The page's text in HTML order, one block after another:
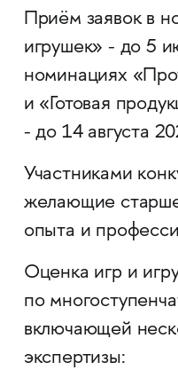
Приём заявок в
игрушек» - до 5
номинациях
и «Готовая
- до 14 августа
Участниками
желающие
опыта и
Оценка игр и
по
включающей
экспертизы: